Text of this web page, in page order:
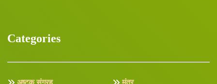
Categories